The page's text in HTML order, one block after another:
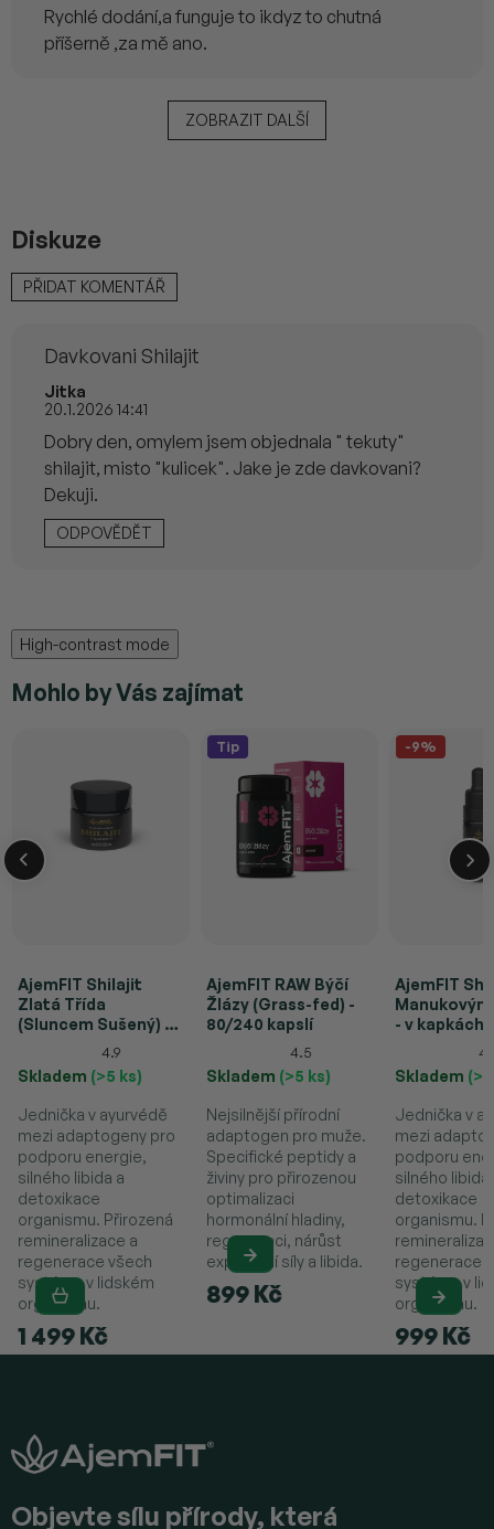
Rychlé dodání,a funguje to ikdyz to chutná
příšerně ,za mě ano.
O
v
s
u
ZOBRAZIT DALŠÍ
Diskuze
PŘIDAT KOMENTÁŘ
V
ý
Davkovani Shilajit
Jitka
20.1.2026 14:41
Dobry den, omylem jsem objednala " tekuty"
shilajit, misto "kulicek". Jake je zde davkovani?
Dekuji.
ODPOVĚDĚT
High-contrast mode
Mohlo by Vás zajímat
AjemFIT Shilajit
Zlatá Třída
(Sluncem Sušený) -
60 kapslí (15g)
4.9
Skladem (>5 ks)
1 499 Kč
Jednička v ayurvédě
mezi adaptogeny pro
podporu energie,
silného libida a
detoxikace
organismu. Přirozená
remineralizace a
regenerace všech
systému v lidském
organismu.
Tip
AjemFIT RAW Býčí
Žlázy (Grass-fed) -
80/240 kapslí
4.5
Skladem (>5 ks)
899 Kč
Nejsilnější přírodní
adaptogen pro muže.
Specifické peptidy a
živiny pro přirozenou
optimalizaci
hormonální hladiny,
regeneraci, nárůst
explozivní síly a libida.
-9%
AjemFIT
- v kapkách
Skladem
999 Kč
Jednička v
mezi
podporu
silného libida
detoxikace
organismu.
regenerace
systému v
organismu.
a
Objevte sílu přírody, která